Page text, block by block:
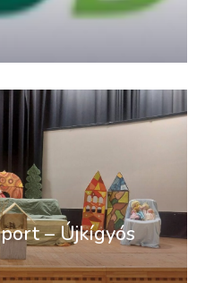
– Újkígyós